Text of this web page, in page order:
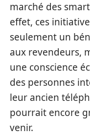
marché des
effet, ces
seulement un
aux revendeurs,
une conscience
des personnes
leur ancien
pourrait encore
venir.